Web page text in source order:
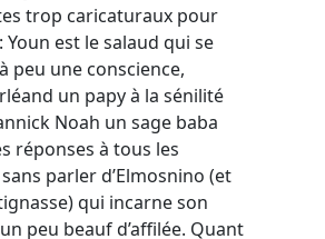
trop caricaturaux pour
Youn est le salaud qui se
peu une conscience,
un papy à la sénilité
Noah un sage baba
réponses à tous les
parler d’Elmosnino (et
qui incarne son
peu beauf d’affilée. Quant